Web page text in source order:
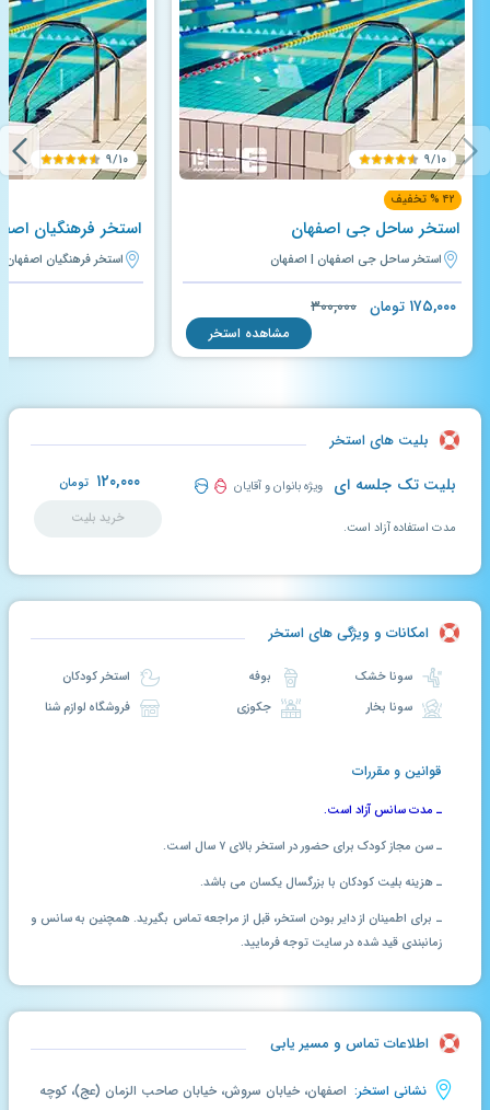
۹/۱۰
۴۲ % تخفیف
استخر ساحل جی اصفهان
استخر ساحل جی اصفهان | اصفهان
۱۷۵,۰۰۰ تومان ۳۰۰,۰۰۰
مشاهده استخر
۹/۱۰
استخر فرهنگیان
استخر فرهنگیان
بلیت های استخر
بلیت تک جلسه ای ویژه بانوان و آقایان ۱۲۰,۰۰۰ تومان
خرید بلیت
مدت استفاده آزاد است.
امکانات و ویژگی های استخر
سونا خشک
سونا بخار
جکوزی
فروشگاه لوازم شنا
قوانین و مقررات
ـ مدت سانس آزاد است.
ـ سن مجاز کودک برای حضور در استخر بالای ۷ سال است.
ـ هزینه بلیت کودکان با بزرگسال یکسان می باشد.
ـ برای اطمینان از دایر بودن استخر، قبل از مراجعه تماس بگیرید. همچنین به سانس و
زمانبندی قید شده در سایت توجه فرمایید.
اطلاعات تماس و مسیر یابی
نشانی استخر: اصفهان، خیابان سروش، خیابان صاحب الزمان (عج)، کوچه